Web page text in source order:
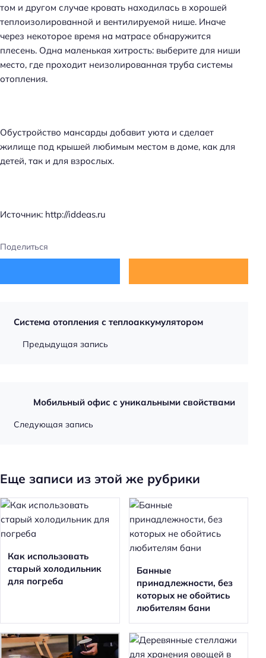
том и другом случае кровать находилась в хорошей
теплоизолированной и вентилируемой нише. Иначе
через некоторое время на матрасе обнаружится
плесень. Одна маленькая хитрость: выберите для ниши
место, где проходит неизолированная труба системы
отопления.
Обустройство мансарды добавит уюта и сделает
жилище под крышей любимым местом в доме, как для
детей, так и для взрослых.
Источник: http://iddeas.ru
Поделиться
Система отопления с теплоаккумулятором
Предыдущая запись
Мобильный офис с уникальными свойствами
Следующая запись
Еще записи из этой же рубрики
Как использовать
старый холодильник
для погреба
Банные
принадлежности, без
которых не обойтись
любителям бани